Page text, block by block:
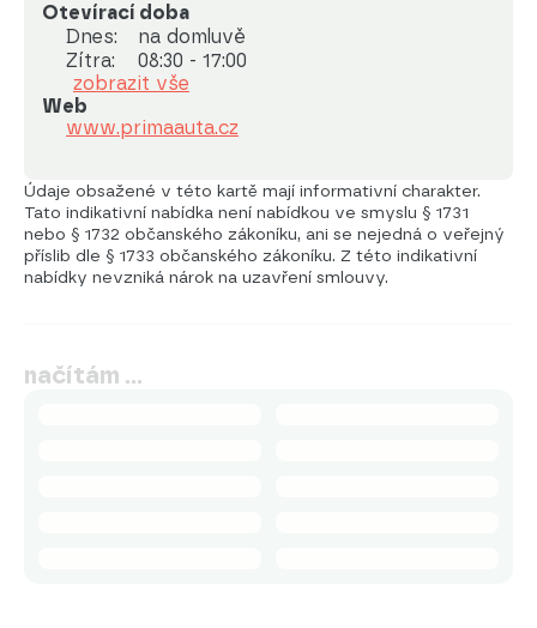
Otevírací doba
Dnes:
na domluvě
Zítra:
08:30 - 17:00
zobrazit vše
Web
www.primaauta.cz
Údaje obsažené v této kartě mají informativní charakter.
Tato indikativní nabídka není nabídkou ve smyslu § 1731
nebo § 1732 občanského zákoníku, ani se nejedná o veřejný
příslib dle § 1733 občanského zákoníku. Z této indikativní
nabídky nevzniká nárok na uzavření smlouvy.
načítám …